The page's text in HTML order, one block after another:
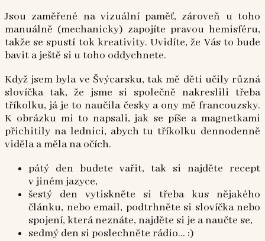
Jsou zaměřené na vizuální paměť, zároveň u toho
manuálně (mechanicky) zapojíte pravou hemisféru,
takže se spustí tok kreativity. Uvidíte, že Vás to bude
bavit a ještě si u toho oddychnete.
Když jsem byla ve Švýcarsku, tak mě děti učily různá
slovíčka tak, že jsme si společně nakreslili třeba
tříkolku, já je to naučila česky a ony mě francouzsky.
K obrázku mi to napsali, jak se píše a magnetkami
přichitily na lednici, abych tu tříkolku dennodenně
viděla a měla na očích.
pátý den budete vařit, tak si najděte recept
v jiném jazyce,
šestý den vytiskněte si třeba kus nějakého
článku, nebo email, podtrhněte si slovíčka nebo
spojení, která neznáte, najděte si je a naučte se,
sedmý den si poslechněte rádio… :)